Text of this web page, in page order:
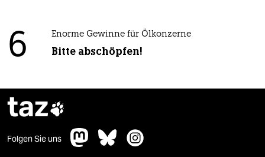
6 Enorme Gewinne für Ölkonzerne
Bitte abschöpfen!
taz
Folgen Sie uns